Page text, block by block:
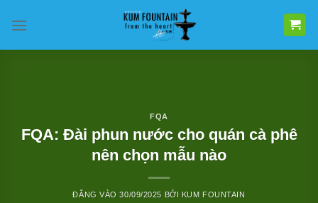
qua
FQA
FQA: Đài phun nước cho quán cà phê
nên chọn mẫu nào
ĐĂNG VÀO30/09/2025 BỞI KUM FOUNTAIN